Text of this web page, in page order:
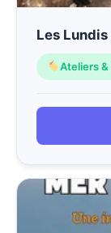
Les Lundis
Ateliers